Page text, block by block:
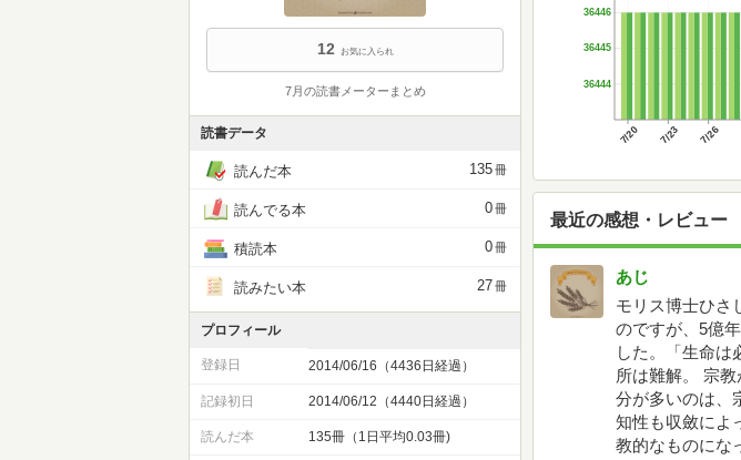
7/20 7/23 7/26
36444
36445
36446
最近の感想・レビュー
あじ
モリス博士ひさ
のですが、5億
した。「生命は
所は難解。 宗
分が多いのは、
知性も収斂によ
教的なものにな
12 お気に入られ
7月の読書メーターまとめ
読書データ
読んだ本 135冊
読んでる本 0冊
積読本 0冊
読みたい本 27冊
プロフィール
登録日 2014/06/16（4436日経過）
記録初日 2014/06/12（4440日経過）
読んだ本 135冊（1日平均0.03冊)